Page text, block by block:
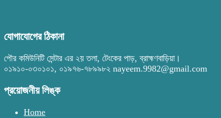
যোগাযোগের ঠিকানা
পৌর কমিউনিটি সেন্টার এর ২য় তলা, টেংকের পাড়, ব্রাহ্মণবাড়িয়া।
০১৯১০-০৩০১০১, ০১৯৭৬-৭৮৯৯৮২ nayeem.9982@gmail.com
প্রয়োজনীয় লিঙ্ক
Home